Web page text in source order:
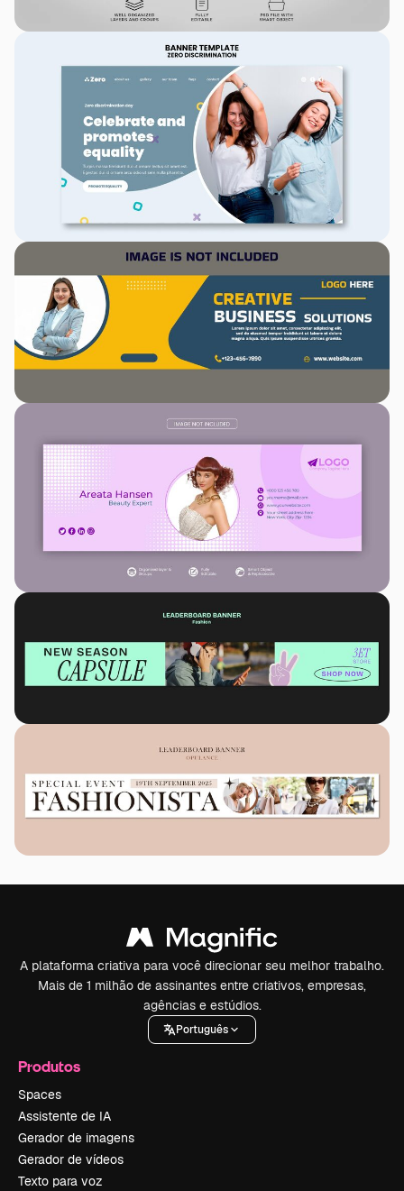
A plataforma criativa para você direcionar seu melhor trabalho.
Mais de 1 milhão de assinantes entre criativos, empresas,
agências e estúdios.
Português
Produtos
Spaces
Assistente de IA
Gerador de imagens
Gerador de vídeos
Texto para voz